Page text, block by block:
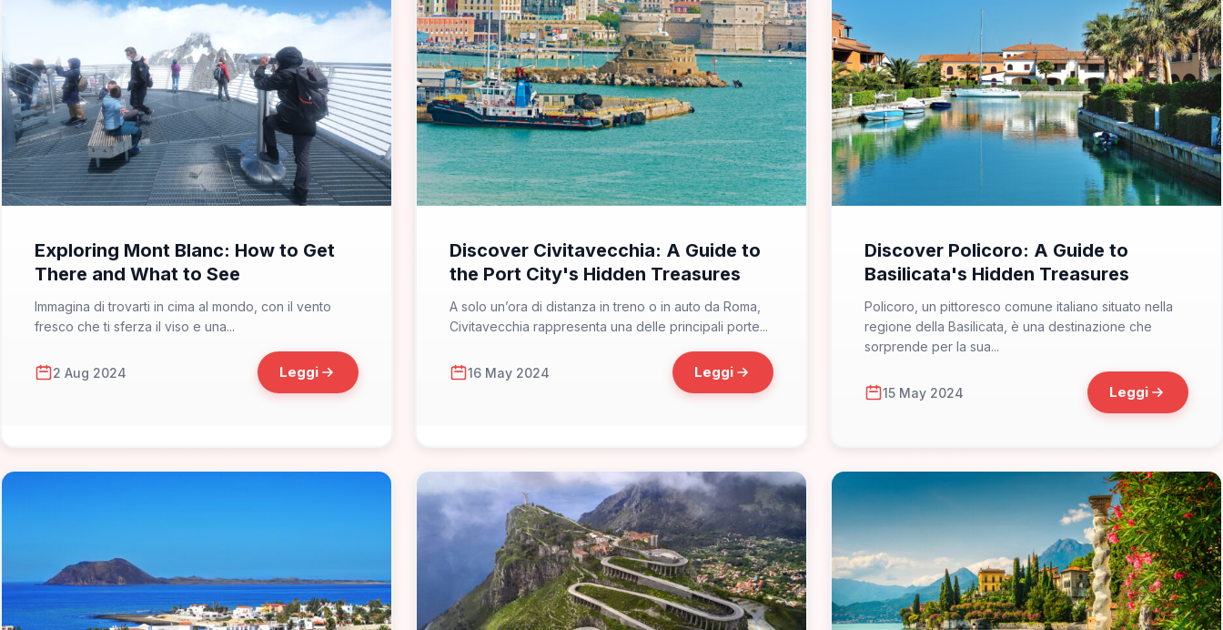
Exploring Mont Blanc: How to Get
There and What to See
Immagina di trovarti in cima al mondo, con il vento
fresco che ti sferza il viso e una...
2 Aug 2024 Leggi
Discover Civitavecchia: A Guide to
the Port City's Hidden Treasures
A solo un’ora di distanza in treno o in auto da Roma,
Civitavecchia rappresenta una delle principali porte...
16 May 2024 Leggi
Discover Policoro: A Guide to
Basilicata's Hidden Treasures
Policoro, un pittoresco comune italiano situato nella
regione della Basilicata, è una destinazione che
sorprende per la sua...
15 May 2024 Leggi